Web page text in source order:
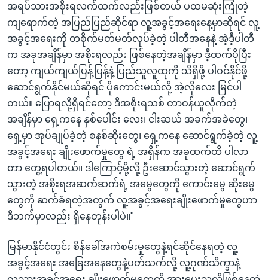
အရပ်သားအစိုးရလက်ထက်လည်းဖြစ်တယ် ပထမဆုံးကြုံတဲ့
ကျရောက်တဲ့ အပြည်ပြည်ဆိုင်ရာ လူ့အခွင့်အရေးနေ့မှာဆိုရင် လူ့
အခွင့်အရေးကို တစိုက်မတ်မတ်လုပ်ခဲ့တဲ့ ပါတီအနေနဲ့ အဲ့ဒီ့ပါတီ
က အခုအချိန်မှာ အစိုးရလည်း ဖြစ်နေတဲ့အချိန်မှာ ဒီ့ထက်ပိုပြီး
တော့ ကျယ်ကျယ်ပြန့်ပြန့်နဲ့ ပြည်သူလူထုကို သိရှိဖို့ ပါဝင်နိုင်ဖို့
ဆောင်ရွက်နိုင်မယ်ဆိုရင် ပိုကောင်းမယ်လို့ အဲ့လိုလေး မြင်ပါ
တယ်။ ပြောရလို့ရှိရင်တော့ ဒီအစိုးရသစ် တာဝန်ယူလိုက်တဲ့
အချိန်မှာ ရှေ့ကနေ နှစ်ပေါင်း လေး၊ ငါးဆယ် အခက်အခဲတွေ၊
ရှေ့မှာ အုပ်ချုပ်ခဲ့တဲ့ စနစ်ဆိုးတွေ၊ ရှေ့ကနေ ဆောင်ရွက်ခဲ့တဲ့ လူ့
အခွင့်အရေး ချိုးဖောက်မှုတွေ ရဲ့ အရှိန်က အခုထက်ထိ ပါလာ
တာ တွေ့ရပါတယ်။ ဒါကြောင့်မို့လို့ ဦးဆောင်သွားတဲ့ ဆောင်ရွက်
သွားတဲ့ အစိုးရအဆက်ဆက်ရဲ့ အမွေတွေကို ကောင်းမွေ ဆိုးမွေ
တွေကို ဆက်ခံရတဲ့အတွက် လူ့အခွင့်အရေးချိုးဖောက်မှုတွေဟာ
ဒီဘက်မှာလည်း ရှိနေတုန်းပါပဲ။"
မြန်မာနိုင်ငံတွင်း စိန်ခေါ်အကဲစမ်းမှုတွေနဲ့ရင်ဆိုင်နေရတဲ့ လူ့
အခွင့်အရေး အခြေအနေတွေနဲ့ပတ်သက်လို့ လူ့ဂုဏ်သိက္ခာနဲ့